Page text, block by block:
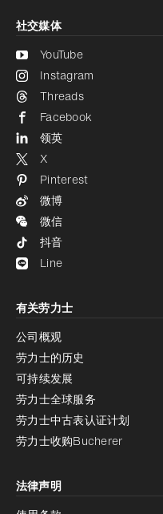
社交媒体
YouTube
Instagram
Threads
Facebook
领英
X
Pinterest
微博
微信
抖音
Line
有关劳力士
公司概观
劳力士的历史
可持续发展
劳力士全球服务
劳力士中古表认证计划
劳力士收购Bucherer
法律声明